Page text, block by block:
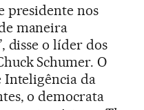
presidente nos
maneira
disse o líder dos
Schumer. O
Inteligência da
o democrata